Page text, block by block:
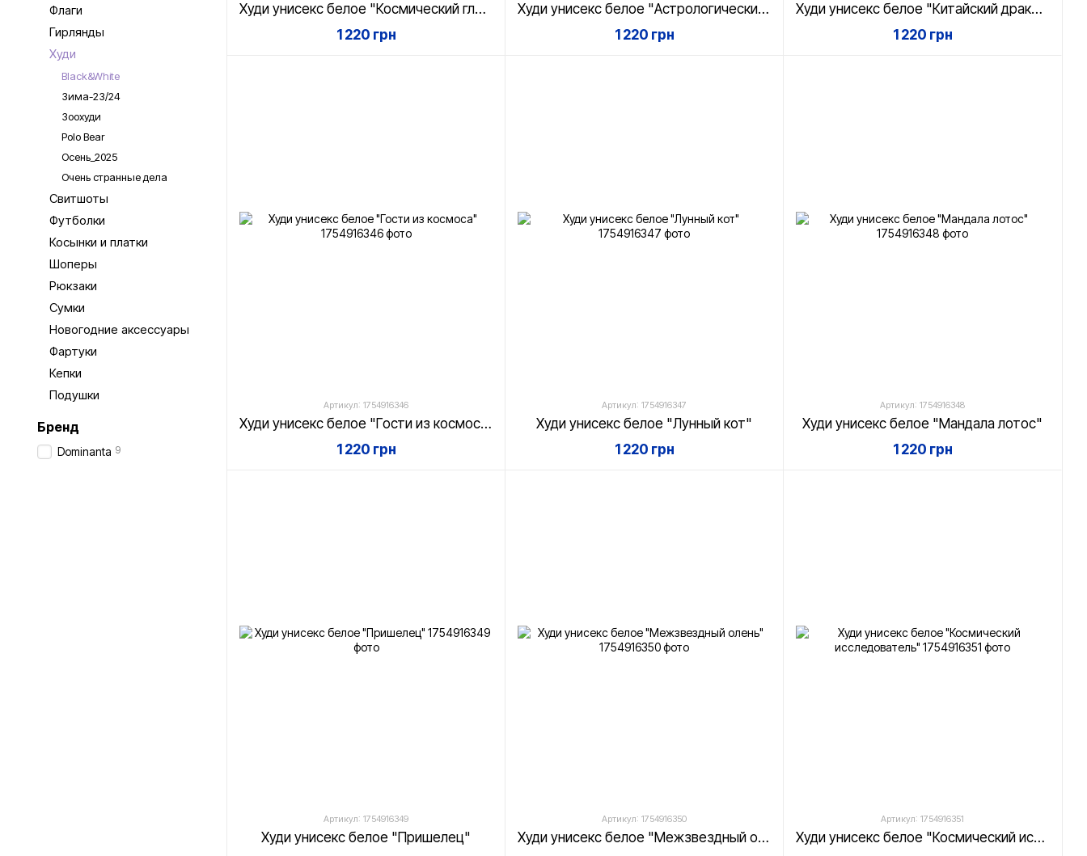
Худи унисекс белое "Космический глаз "
1 220 грн
Худи унисекс белое "Астрологический кит"
1 220 грн
Худи унисекс белое "Китайский дракон"
1 220 грн
Артикул: 1754916346
Худи унисекс белое "Гости из космоса"
1 220 грн
Артикул: 1754916347
Худи унисекс белое "Лунный кот"
1 220 грн
Артикул: 1754916348
Худи унисекс белое "Мандала лотос"
1 220 грн
Артикул: 1754916349
Худи унисекс белое "Пришелец"
Артикул: 1754916350
Худи унисекс белое "Межзвездный олень"
Артикул: 1754916351
Худи унисекс белое "Космический исследователь"
Флаги
Гирлянды
Худи
Black&White
Зима-23/24
Зоохуди
Polo Bear
Осень_2025
Очень странные дела
Свитшоты
Футболки
Косынки и платки
Шоперы
Рюкзаки
Сумки
Новогодние аксессуары
Фартуки
Кепки
Подушки
Бренд
Dominanta 9